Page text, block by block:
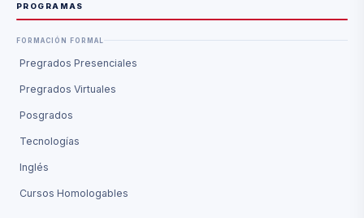
PROGRAMAS
FORMACIÓN FORMAL
Pregrados Presenciales
Pregrados Virtuales
Posgrados
Tecnologías
Inglés
Cursos Homologables